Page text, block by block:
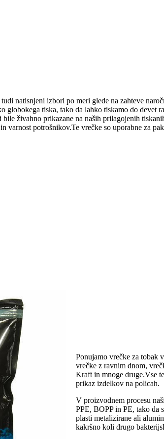
natisnjeni izbori po meri glede na zahteve
globokega tiska, tako da lahko tiskamo do devet
živahno prikazane na naših prilagojenih
varnost potrošnikov.Te vrečke so uporabne za
Ponujamo vrečke za tobak
vrečke z ravnim dnom,
Kraft in mnoge druge.Vse
prikaz izdelkov na policah.
V proizvodnem procesu
PPE, BOPP in PE, tako da
plasti metalizirane ali
kakršno koli drugo